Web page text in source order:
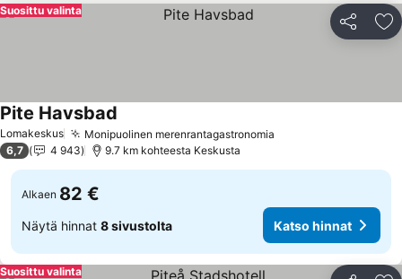
Jaa
Suosittu valinta
Lomakeskus Monipuolinen merenrantagastronomia
Pite Havsbad
6,7 4 943 9.7 km kohteesta Keskusta
Alkaen 82 €
Näytä hinnat 8 sivustolta Katso hinnat
Suosittu valinta